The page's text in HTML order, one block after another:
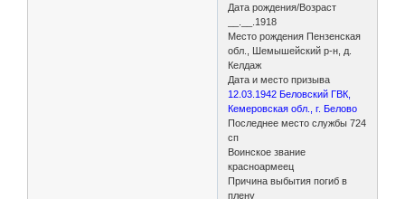
Дата рождения/Возраст
__.__.1918
Место рождения Пензенская
обл., Шемышейский р-н, д.
Келдаж
Дата и место призыва
12.03.1942 Беловский ГВК,
Кемеровская обл., г. Белово
Последнее место службы 724
сп
Воинское звание
красноармеец
Причина выбытия погиб в
плену